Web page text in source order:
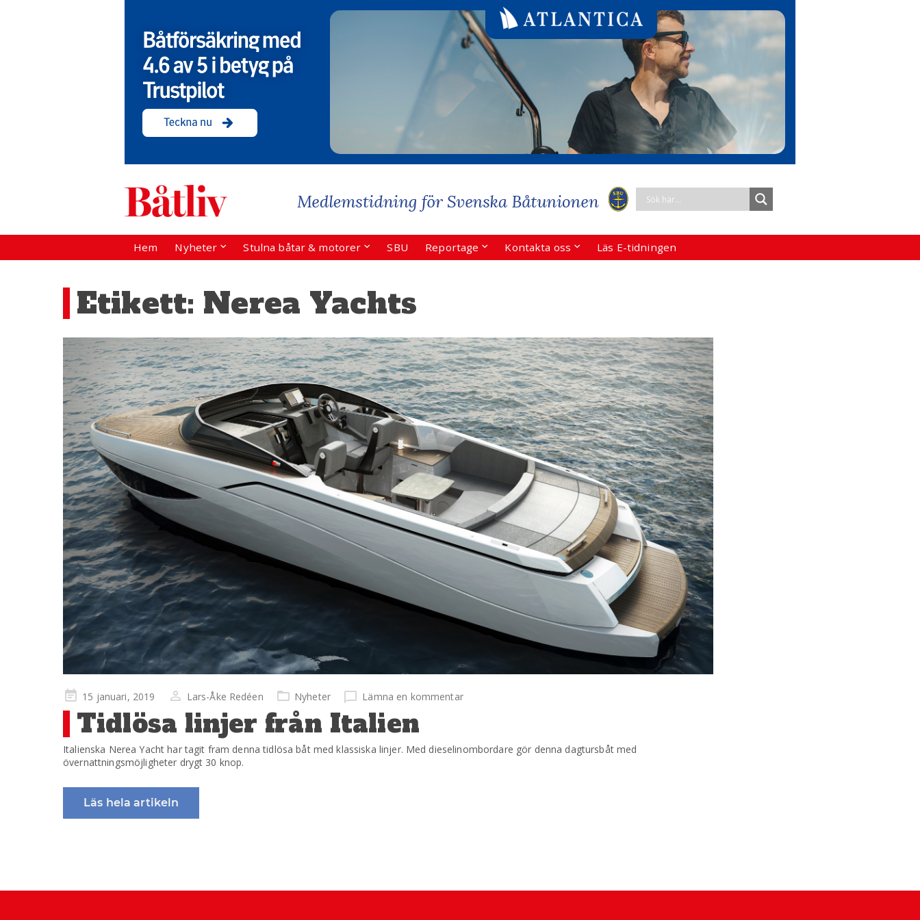
Hem Nyheter Stulna båtar & motorer SBU Reportage Kontakta oss Läs E-tidningen
Etikett: Nerea Yachts
Publicerad
på
15 januari, 2019 Lars-Åke Redéen Nyheter Lämna en kommentar
Tidlösa linjer från Italien
Italienska Nerea Yacht har tagit fram denna tidlösa båt med klassiska linjer. Med dieselinombordare gör denna dagtursbåt med
övernattningsmöjligheter drygt 30 knop.
Läs hela artikeln